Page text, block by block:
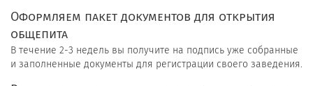
Оформляем пакет документов для открытия
общепита
В течение 2-3 недель вы получите на подпись уже собранные
и заполненные документы для регистрации своего заведения.